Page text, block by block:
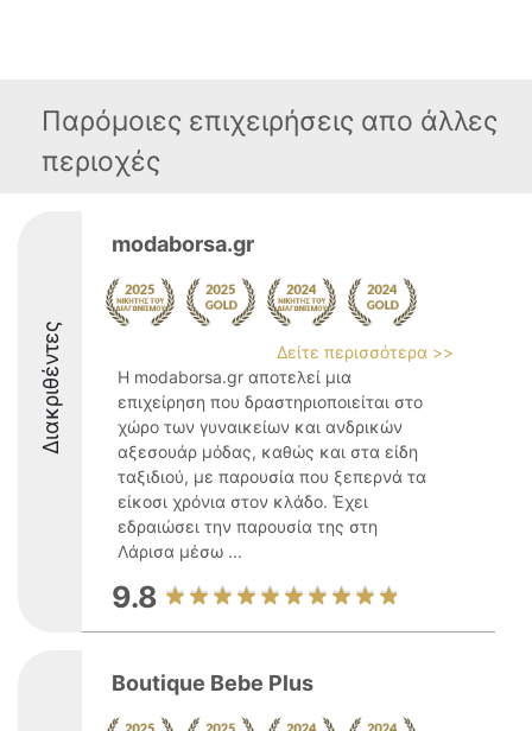
Παρόμοιες επιχειρήσεις απο άλλες
περιοχές
Διακριθέντες
modaborsa.gr
Δείτε περισσότερα >>
Η modaborsa.gr αποτελεί μια
επιχείρηση που δραστηριοποιείται στο
χώρο των γυναικείων και ανδρικών
αξεσουάρ μόδας, καθώς και στα είδη
ταξιδιού, με παρουσία που ξεπερνά τα
είκοσι χρόνια στον κλάδο. Έχει
εδραιώσει την παρουσία της στη
Λάρισα μέσω ...
9.8
Boutique Bebe Plus